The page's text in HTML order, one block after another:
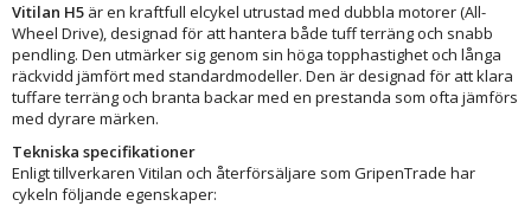
Vitilan H5 är en kraftfull elcykel utrustad med dubbla motorer (All-
Wheel Drive), designad för att hantera både tuff terräng och snabb
pendling. Den utmärker sig genom sin höga topphastighet och långa
räckvidd jämfört med standardmodeller. Den är designad för att klara
tuffare terräng och branta backar med en prestanda som ofta jämförs
med dyrare märken.
Tekniska specifikationer
Enligt tillverkaren Vitilan och återförsäljare som GripenTrade har
cykeln följande egenskaper: